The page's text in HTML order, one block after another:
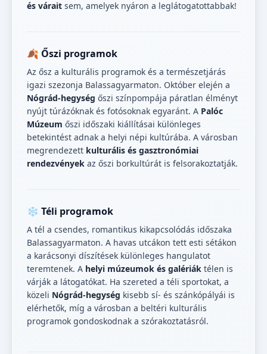
és várait sem, amelyek nyáron a leglátogatottabbak!
🍂 Őszi programok
Az ősz a kulturális programok és a természetjárás
igazi szezonja Balassagyarmaton. Október elején a
Nógrád-hegység őszi színpompája páratlan élményt
nyújt túrázóknak és fotósoknak egyaránt. A Palóc
Múzeum őszi időszaki kiállításai különleges
betekintést adnak a helyi népi kultúrába. A városban
megrendezett kulturális és gasztronómiai
rendezvények az őszi borkultúrát is felsorakoztatják.
❄️ Téli programok
A tél a csendes, romantikus kikapcsolódás időszaka
Balassagyarmaton. A havas utcákon tett esti sétákon
a karácsonyi díszítések különleges hangulatot
teremtenek. A helyi múzeumok és galériák télen is
várják a látogatókat. Ha szereted a téli sportokat, a
közeli Nógrád-hegység kisebb sí- és szánkópályái is
elérhetők, míg a városban a beltéri kulturális
programok gondoskodnak a szórakoztatásról.